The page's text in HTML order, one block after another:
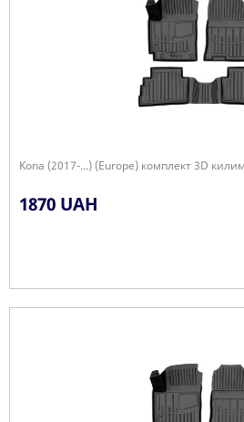
Kona (2017-...) (Europe) комплект 3D
1870 UAH